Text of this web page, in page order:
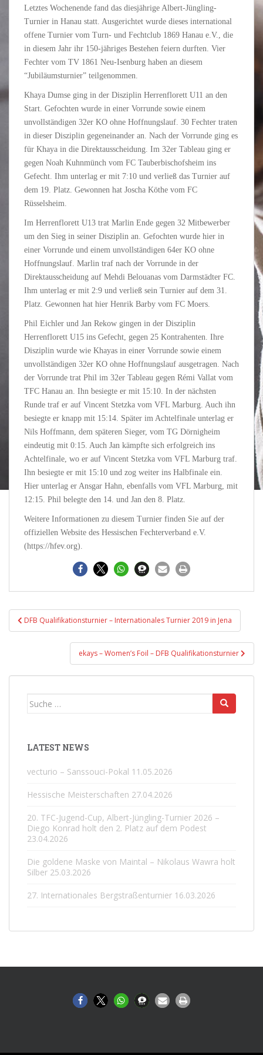
Letztes Wochenende fand das diesjährige Albert-Jüngling-
Turnier in Hanau statt. Ausgerichtet wurde dieses international
offene Turnier vom Turn- und Fechtclub 1869 Hanau e.V., die
in diesem Jahr ihr 150-jähriges Bestehen feiern durften. Vier
Fechter vom TV 1861 Neu-Isenburg haben an diesem
“Jubiläumsturnier” teilgenommen.
Khaya Dumse ging in der Disziplin Herrenflorett U11 an den
Start. Gefochten wurde in einer Vorrunde sowie einem
unvollständigen 32er KO ohne Hoffnungslauf. 30 Fechter traten
in dieser Disziplin gegeneinander an. Nach der Vorrunde ging es
für Khaya in die Direktausscheidung. Im 32er Tableau ging er
gegen Noah Kuhnmünch vom FC Tauberbischofsheim ins
Gefecht. Ihm unterlag er mit 7:10 und verließ das Turnier auf
dem 19. Platz. Gewonnen hat Joscha Köthe vom FC
Rüsselsheim.
Im Herrenflorett U13 trat Marlin Ende gegen 32 Mitbewerber
um den Sieg in seiner Disziplin an. Gefochten wurde hier in
einer Vorrunde und einem unvollständigen 64er KO ohne
Hoffnungslauf. Marlin traf nach der Vorrunde in der
Direktausscheidung auf Mehdi Belouanas vom Darmstädter FC.
Ihm unterlag er mit 2:9 und verließ sein Turnier auf dem 31.
Platz. Gewonnen hat hier Henrik Barby vom FC Moers.
Phil Eichler und Jan Rekow gingen in der Disziplin
Herrenflorett U15 ins Gefecht, gegen 25 Kontrahenten. Ihre
Disziplin wurde wie Khayas in einer Vorrunde sowie einem
unvollständigen 32er KO ohne Hoffnungslauf ausgetragen. Nach
der Vorrunde trat Phil im 32er Tableau gegen Rémi Vallat vom
TFC Hanau an. Ihn besiegte er mit 15:10. In der nächsten
Runde traf er auf Vincent Stetzka vom VFL Marburg. Auch ihn
besiegte er knapp mit 15:14. Später im Achtelfinale unterlag er
Nils Hoffmann, dem späteren Sieger, vom TG Dörnigheim
eindeutig mit 0:15. Auch Jan kämpfte sich erfolgreich ins
Achtelfinale, wo er auf Vincent Stetzka vom VFL Marburg traf.
Ihn besiegte er mit 15:10 und zog weiter ins Halbfinale ein.
Hier unterlag er Ansgar Hahn, ebenfalls vom VFL Marburg, mit
12:15. Phil belegte den 14. und Jan den 8. Platz.
Weitere Informationen zu diesem Turnier finden Sie auf der
offiziellen Website des Hessischen Fechterverband e.V.
(https://hfev.org).
Beitragsnavigation
DFB Qualifikationsturnier – Internationales Turnier 2019 in Jena
ekays – Women’s Foil – DFB Qualifikationsturnier
Suche
LATEST NEWS
vecturio – Sanssouci-Pokal 11.05.2026
Hessische Meisterschaften 27.04.2026
20. TFC-Jugend-Cup, Albert-Jüngling-Turnier 2026 –
Diego Konrad holt den 2. Platz auf dem Podest
23.04.2026
Die goldene Maske von Maintal – Nikolaus Wawra holt
Silber 25.03.2026
27. Internationales Bergstraßenturnier 16.03.2026